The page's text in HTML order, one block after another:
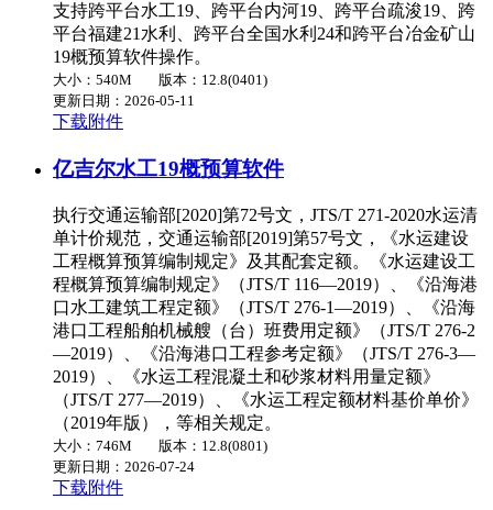
支持跨平台水工19、跨平台内河19、跨平台疏浚19、跨
平台福建21水利、跨平台全国水利24和跨平台冶金矿山
19概预算软件操作。
大小：540M
版本：12.8(0401)
更新日期：2026-05-11
下载附件
亿吉尔水工19概预算软件
执行交通运输部[2020]第72号文，JTS/T 271-2020水运清
单计价规范，交通运输部[2019]第57号文，《水运建设
工程概算预算编制规定》及其配套定额。《水运建设工
程概算预算编制规定》（JTS/T 116—2019）、《沿海港
口水工建筑工程定额》（JTS/T 276-1—2019）、《沿海
港口工程船舶机械艘（台）班费用定额》（JTS/T 276-2
—2019）、《沿海港口工程参考定额》（JTS/T 276-3—
2019）、《水运工程混凝土和砂浆材料用量定额》
（JTS/T 277—2019）、《水运工程定额材料基价单价》
（2019年版），等相关规定。
大小：746M
版本：12.8(0801)
更新日期：2026-07-24
下载附件